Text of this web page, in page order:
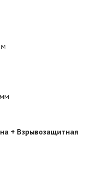
+ Взрывозащитная